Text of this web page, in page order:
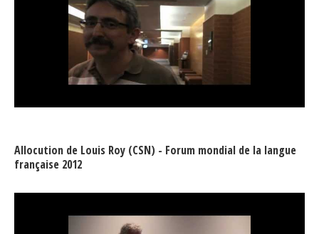
Allocution de Louis Roy (CSN) - Forum mondial de la langue
française 2012